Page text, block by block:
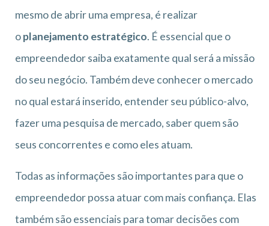
mesmo de abrir uma empresa, é realizar
oplanejamento estratégico. É essencial que o
empreendedor saiba exatamente qual será a missão
do seu negócio. Também deve conhecer o mercado
no qual estará inserido, entender seu público-alvo,
fazer uma pesquisa de mercado, saber quem são
seus concorrentes e como eles atuam.
Todas as informações são importantes para que o
empreendedor possa atuar com mais confiança. Elas
também são essenciais para tomar decisões com